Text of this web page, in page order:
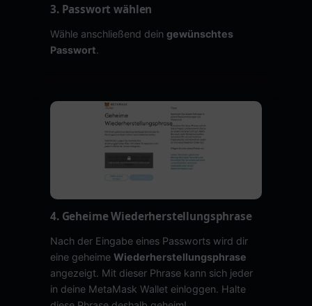
3. Passwort wählen
Wähle anschließend dein gewünschtes
Passwort.
4. Geheime Wiederherstellungsphrase
Nach der Eingabe eines Passworts wird dir
eine geheime Wiederherstellungsphrase
angezeigt. Mit dieser Phrase kann sich jeder
in deine MetaMask Wallet einloggen. Halte